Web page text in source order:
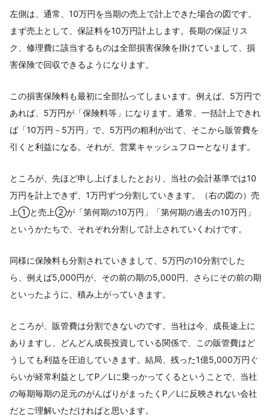
左側は、通常、10万円を当期の売上で計上できた場合の図です。
まず売上として、保証料を10万円計上します。長期の保証リス
ク、修理費に該当するものは全部損害保険を掛けていまして、損
害保険で回収できるようになります。
この損害保険料も最初に全部払ってしまいます。例えば、5万円で
あれば、5万円が「保険料等」になります。通常、一括計上できれ
ば「10万円－5万円」で、5万円の粗利が出て、そこから販管費を
引くと利益になる。それが、営業キャッシュフローとなります。
ところが、先ほど申し上げましたとおり、当社の会計基準では10
万円を計上できず、1万円ずつ分割していきます。（右の図の）売
上①と売上②が「第何期の10万円」「第何期の過去の10万円」
というかたちで、それぞれ分割して計上されていくわけです。
同様に保険料も分割されていきまして、5万円の10分割でした
ら、例えば5,000円が、その前の期の5,000円、さらにその前の期
といったように、積み上がっていきます。
ところが、販管費は分割できないのです。当社は今、成長途上に
ありますし、どんどん成長投資している関係で、この販管費はど
うしても利益を圧迫していきます。結局、残った1億5,000万円ぐ
らいが経常利益としてP／Lに乗っかってくるということで、当社
の毎期毎期の足元のがんばりがまったくP／Lに反映されない会社
だとご理解いただければと思います。